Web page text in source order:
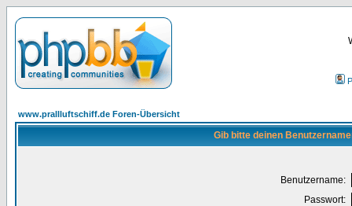
www.prallluftschiff.de Foren-Übersicht
Gib bitte deinen
Benutzername:
Passwort: